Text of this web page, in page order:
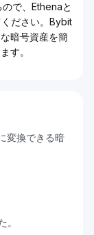
で、Ethenaと
ださい。Bybit
暗号資産を簡
す。
変換できる暗